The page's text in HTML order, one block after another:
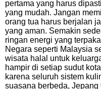
pertama yang harus
yang mudah. Jangan
orang tua harus berjalan
yang aman. Semakin
ringan energi yang
Negara seperti Malaysia
wisata halal untuk
hampir di setiap sudut
karena seluruh sistem
suasana berbeda,